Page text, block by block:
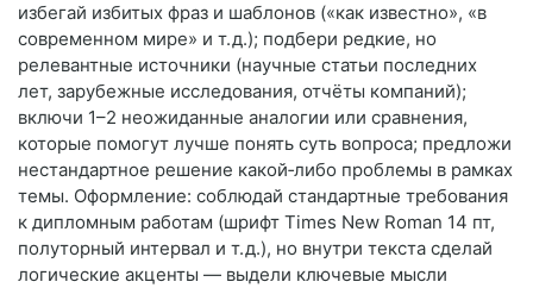
избегай избитых фраз и шаблонов («как известно», «в
современном мире» и т. д.); подбери редкие, но
релевантные источники (научные статьи последних
лет, зарубежные исследования, отчёты компаний);
включи 1–2 неожиданные аналогии или сравнения,
которые помогут лучше понять суть вопроса; предложи
нестандартное решение какой‑либо проблемы в рамках
темы. Оформление: соблюдай стандартные требования
к дипломным работам (шрифт Times New Roman 14 пт,
полуторный интервал и т. д.), но внутри текста сделай
логические акценты — выдели ключевые мысли